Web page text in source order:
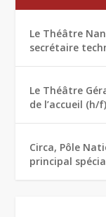
Le Théâtre
secrétaire
Le Théâtre
de l’accueil (h/f)
Circa, Pôle
principal